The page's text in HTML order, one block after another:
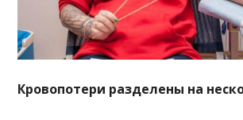
Кровопотери разделены на